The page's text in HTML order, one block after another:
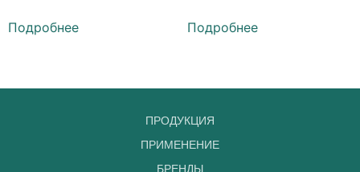
Подробнее Подробнее
ПРОДУКЦИЯ
ПРИМЕНЕНИЕ
БРЕНДЫ